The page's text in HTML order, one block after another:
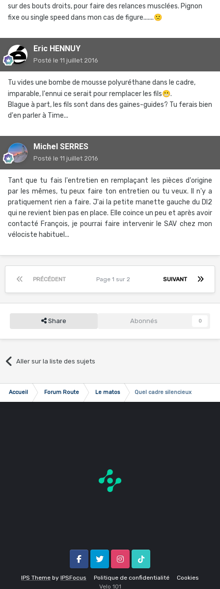
sur des bouts droits, pour faire des relances musclées. Pignon
fixe ou single speed dans mon cas de figure.......🙁
Eric HENNUY
Posté le 11 juillet 2016
Tu vides une bombe de mousse polyuréthane dans le cadre,
imparable, l'ennui ce serait pour remplacer les fils😬.
Blague à part, les fils sont dans des gaines-guides? Tu ferais bien
d'en parler à Time...
Michel SERRES
Posté le 11 juillet 2016
Tant que tu fais l'entretien en remplaçant les pièces d'origine
par les mêmes, tu peux faire ton entretien ou tu veux. Il n'y a
pratiquement rien a faire. J'ai la petite manette gauche du DI2
qui ne revient bien pas en place. Elle coince un peu et après avoir
contacté François, je pourrai faire intervenir le SAV chez mon
vélociste habituel...
PRÉCÉDENT SUIVANT
Page 1 sur 2
Share Abonnés 0
Aller sur la liste des sujets
Accueil Forum Route Le matos Quel cadre silencieux
IPS Theme by IPSFocus Politique de confidentialité Cookies
FacebookTwitter InstagramTik Tok
Velo 1O1